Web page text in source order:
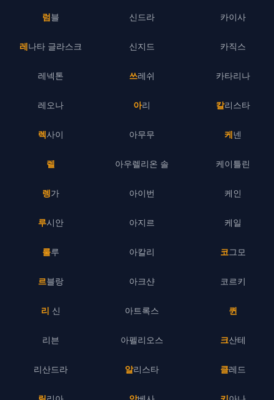
럼블
레나타 글라스크
레넥톤
레오나
렉사이
렐
렝가
루시안
룰루
르블랑
리 신
리븐
리산드라
신드라
신지드
쓰레쉬
아리
아무무
아우렐리온 솔
아이번
아지르
아칼리
아크샨
아트록스
아펠리오스
알리스타
카이사
카직스
카타리나
칼리스타
케넨
케이틀린
케인
케일
코그모
코르키
퀸
크산테
클레드